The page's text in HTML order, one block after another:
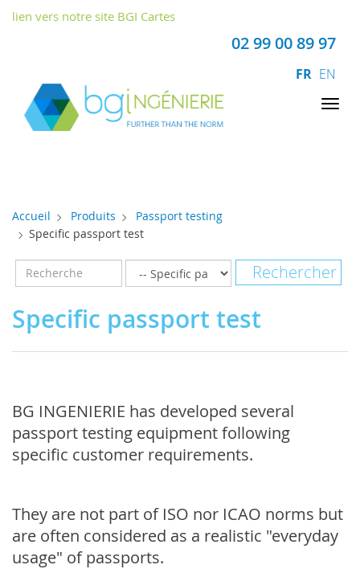
02 99 00 89 97
FR EN
lien vers notre site BGI Cartes
Accueil Produits
Passport testing
Specific passport test
Specific passport test
BG INGENIERIE has developed several
passport testing equipment following
specific customer requirements.
They are not part of ISO nor ICAO norms but
are often considered as a realistic "everyday
usage" of passports.
Panneau de gestion des cookies